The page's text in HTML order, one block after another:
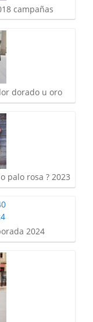
campañas
dorado u oro
palo rosa ? 2023
2024